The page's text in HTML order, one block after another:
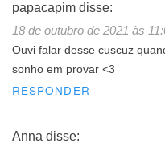
papacapim disse:
18 de outubro de 2021 às
Ouvi falar desse cuscuz
sonho em provar <3
RESPONDER
Anna disse: